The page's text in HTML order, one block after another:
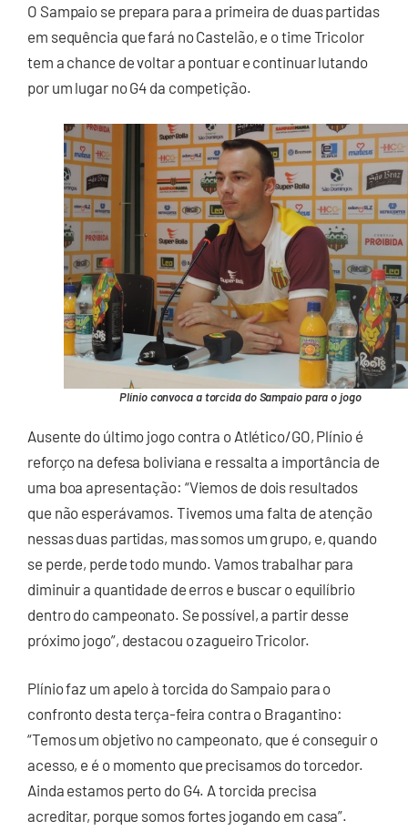
O Sampaio se prepara para a primeira de duas partidas
em sequência que fará no Castelão, e o time Tricolor
tem a chance de voltar a pontuar e continuar lutando
por um lugar no G4 da competição.
Plínio convoca a torcida do Sampaio para o jogo
Ausente do último jogo contra o Atlético/GO, Plínio é
reforço na defesa boliviana e ressalta a importância de
uma boa apresentação: “Viemos de dois resultados
que não esperávamos. Tivemos uma falta de atenção
nessas duas partidas, mas somos um grupo, e, quando
se perde, perde todo mundo. Vamos trabalhar para
diminuir a quantidade de erros e buscar o equilíbrio
dentro do campeonato. Se possível, a partir desse
próximo jogo”, destacou o zagueiro Tricolor.
Plínio faz um apelo à torcida do Sampaio para o
confronto desta terça-feira contra o Bragantino:
“Temos um objetivo no campeonato, que é conseguir o
acesso, e é o momento que precisamos do torcedor.
Ainda estamos perto do G4. A torcida precisa
acreditar, porque somos fortes jogando em casa”.